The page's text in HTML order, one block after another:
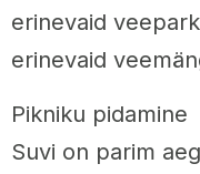
erinevaid
erinevaid
Pikniku pidamine
Suvi on parim